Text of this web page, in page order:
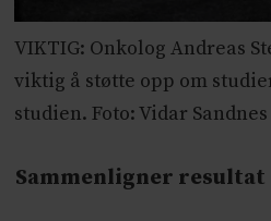
VIKTIG: Onkolog Andreas
viktig å støtte opp om
studien. Foto: Vidar Sandnes
Sammenligner resultat